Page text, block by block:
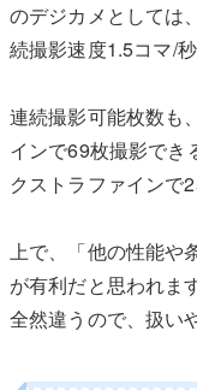
のデジカメとしては
続撮影速度1.5コマ/
連続撮影可能枚数も
インで69枚撮影で
クストラファインで
上で、「他の性能や
が有利だと思われま
全然違うので、扱い